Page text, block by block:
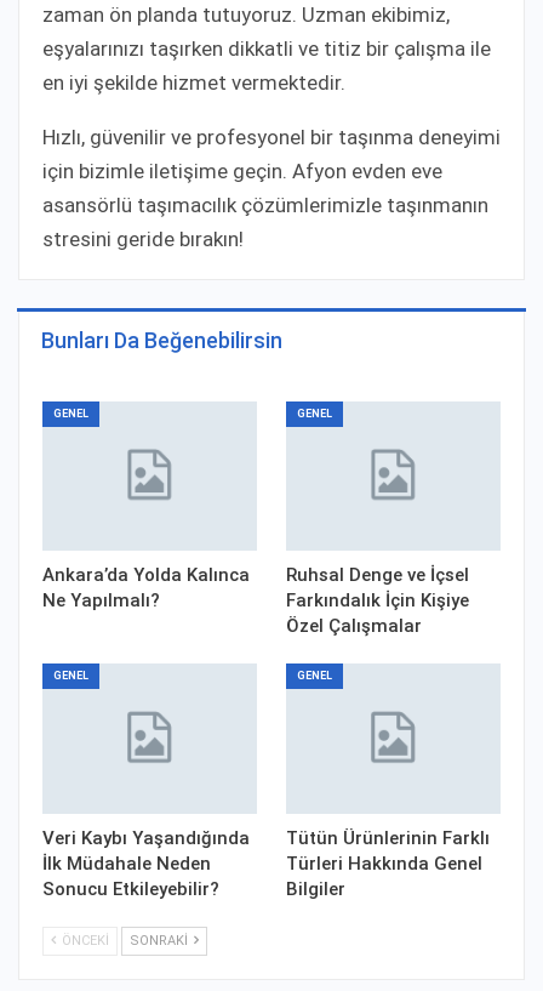
zaman ön planda tutuyoruz. Uzman ekibimiz,
eşyalarınızı taşırken dikkatli ve titiz bir çalışma ile
en iyi şekilde hizmet vermektedir.
Hızlı, güvenilir ve profesyonel bir taşınma deneyimi
için bizimle iletişime geçin. Afyon evden eve
asansörlü taşımacılık çözümlerimizle taşınmanın
stresini geride bırakın!
Bunları Da Beğenebilirsin
GENEL
Ankara’da Yolda Kalınca
Ne Yapılmalı?
GENEL
Ruhsal Denge ve İçsel
Farkındalık İçin Kişiye
Özel Çalışmalar
GENEL
Veri Kaybı Yaşandığında
İlk Müdahale Neden
Sonucu Etkileyebilir?
GENEL
Tütün Ürünlerinin Farklı
Türleri Hakkında Genel
Bilgiler
ÖNCEKI SONRAKI